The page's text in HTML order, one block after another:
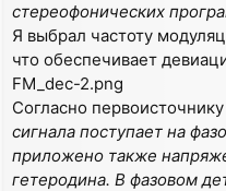
стереофонических
Я выбрал частоту
что обеспечивает
FM_dec-2.png
Согласно первоисточнику
сигнала поступает на
приложено также
гетеродина. В фазовом